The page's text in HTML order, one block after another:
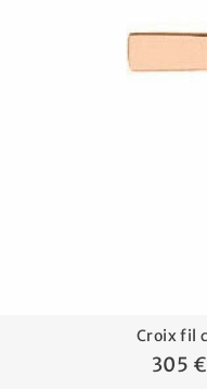
Croix fil
305 €